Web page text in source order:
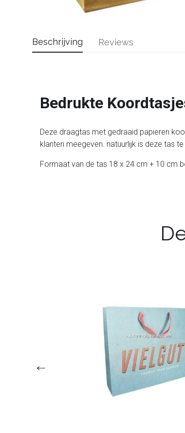
Beschrijving
Bedrukte
Deze draagtas met gedraaid papieren
klanten meegeven. natuurlijk is deze tas
Formaat van de tas 18 x 24 cm + 10 cm
Reviews